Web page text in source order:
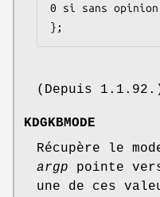
0 si sans
};
(Depuis
KDGKBMODE
Récupère le
argp pointe
une de ces